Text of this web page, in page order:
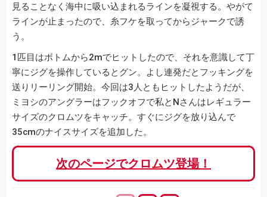
見ることなく海中に吸い込まれるラインを凝視する。やがて
ラインが止まったので、糸フケを取ってからジャークで誘
う。
1匹目はボトムから2mでヒットしたので、それを意識して丁
寧にジグを操作しているとグン。よし連発だとフッキングを
送りリーリング開始。今回は3人ともヒットしたようだが、
ミヨシのアングラーはフックオフで私とNさんはレギュラー
サイズのクロムツをキャッチ。すぐにジグを放り込んで
35cmのナイスサイズを追加した。
次のページでクロムツ登場！